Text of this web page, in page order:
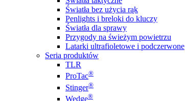
Światła bez użycia rąk
Penlights i breloki do kluczy
Światła dla sprawy
Przygody na świeżym powietrzu
Latarki ultrafioletowe i podczerwone
Seria produktów
TLR
ProTac®
Stinger®
Wedge®